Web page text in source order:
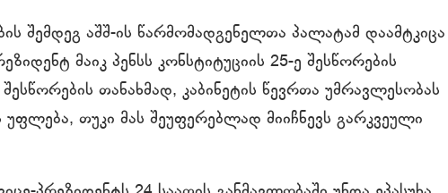
შემდეგ აშშ-ის წარმომადგენელთა პალატამ დაამტკიცა
მაიკ პენსს კონსტიტუციის 25-ე შესწორების
თანახმად, კაბინეტის წევრთა უმრავლესობას
უფლება, თუკი მას შეუფერებლად მიიჩნევს გარკვეული